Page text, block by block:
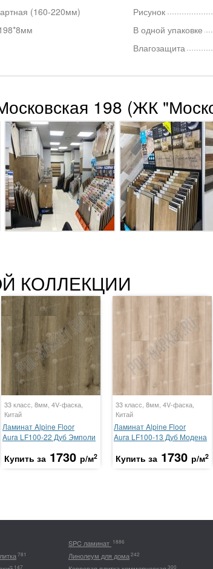
(160-220мм)
Рисунок
В одной упаковке
Влагозащита
198 (ЖК
КОЛЛЕКЦИИ
33 класс, 8мм, 4V-фаска,
Китай
Ламинат Alpine Floor
Aura LF100-22 Дуб Эмполи
Купить за 1730 р/м2
33 класс, 8мм, 4V-фаска,
Китай
Ламинат Alpine Floor
Aura LF100-13 Дуб Модена
Купить за 1730 р/м2
SPC ламинат 1886
781 Линолеум для дома242
147 300